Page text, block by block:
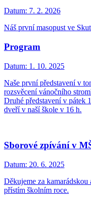
Datum: 7. 2. 2026
Náš první masopust ve
Program
Datum: 1. 10. 2025
Naše první představení v
rozsvěcení vánočního
Druhé představení v pátek
dveří v naší škole v 16 h.
Sborové zpívání v
Datum: 20. 6. 2025
Děkujeme za kamarádskou
přístím školním roce.